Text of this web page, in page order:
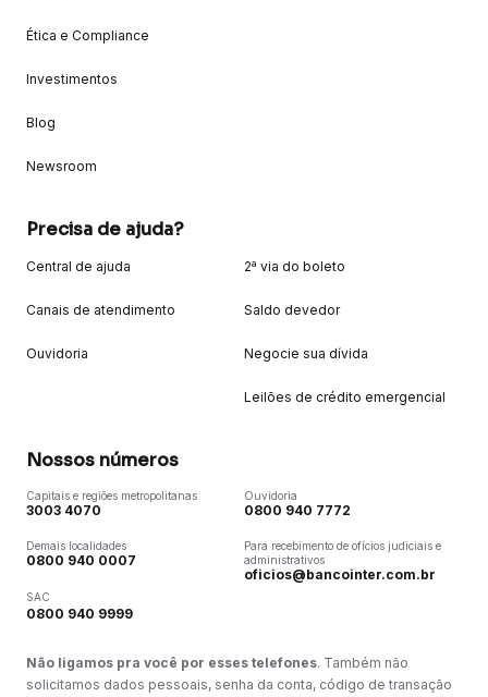
Ética e Compliance
Investimentos
Blog
Newsroom
Precisa de ajuda?
Central de ajuda
Canais de atendimento
Ouvidoria
2ª via do boleto
Saldo devedor
Negocie sua dívida
Leilões de crédito emergencial
Nossos números
Capitais e regiões metropolitanas
3003 4070
Demais localidades
0800 940 0007
SAC
0800 940 9999
Ouvidoria
0800 940 7772
Para recebimento de ofícios judiciais e
administrativos
oficios@bancointer.com.br
Não ligamos pra você por esses telefones. Também não
solicitamos dados pessoais, senha da conta, código de transação